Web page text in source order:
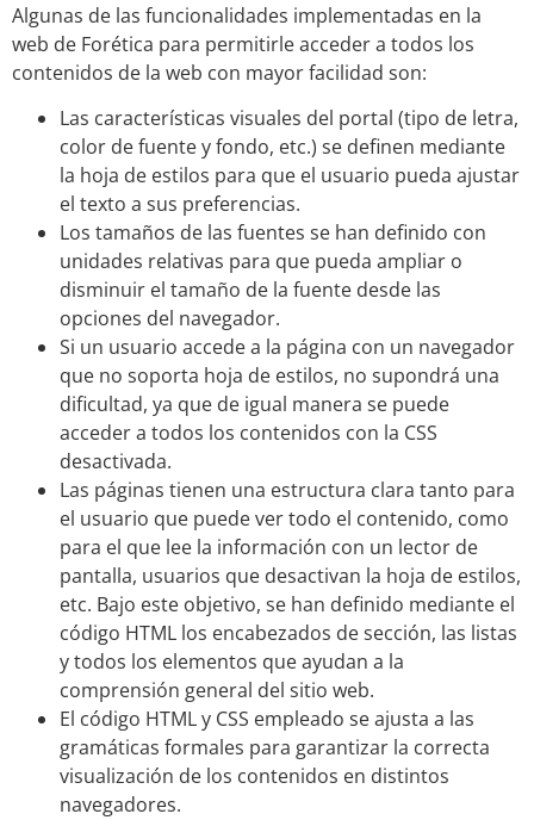
Algunas de las funcionalidades implementadas en la
web de Forética para permitirle acceder a todos los
contenidos de la web con mayor facilidad son:
Las características visuales del portal (tipo de letra,
color de fuente y fondo, etc.) se definen mediante
la hoja de estilos para que el usuario pueda ajustar
el texto a sus preferencias.
Los tamaños de las fuentes se han definido con
unidades relativas para que pueda ampliar o
disminuir el tamaño de la fuente desde las
opciones del navegador.
Si un usuario accede a la página con un navegador
que no soporta hoja de estilos, no supondrá una
dificultad, ya que de igual manera se puede
acceder a todos los contenidos con la CSS
desactivada.
Las páginas tienen una estructura clara tanto para
el usuario que puede ver todo el contenido, como
para el que lee la información con un lector de
pantalla, usuarios que desactivan la hoja de estilos,
etc. Bajo este objetivo, se han definido mediante el
código HTML los encabezados de sección, las listas
y todos los elementos que ayudan a la
comprensión general del sitio web.
El código HTML y CSS empleado se ajusta a las
gramáticas formales para garantizar la correcta
visualización de los contenidos en distintos
navegadores.